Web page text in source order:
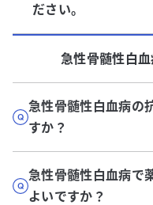
ださい。
急性骨髄性白
急性骨髄性白血病の
すか？
急性骨髄性白血病で
よいですか？